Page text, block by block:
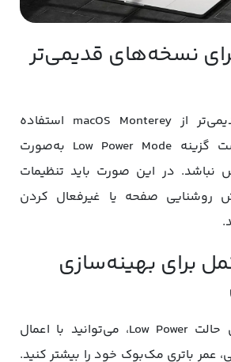
نسخه‌های قدیمی‌تر
اگر از نسخه‌ای قدیمی‌تر از macOS Monterey استفاده
می‌کنید، ممکن است گزینه Low Power Mode به‌صورت
در این صورت باید تنظیمات
روشنایی صفحه یا غیرفعال کردن
برای بهینه‌سازی
علاوه بر فعال‌سازی حالت Low Power، می‌توانید با اعمال
عمر باتری مک‌بوک خود را بیشتر کنید.